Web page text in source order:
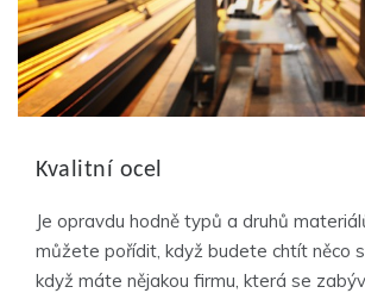
Kvalitní ocel
Je opravdu hodně typů a druhů
můžete pořídit, když budete chtít něco
když máte nějakou firmu, která se